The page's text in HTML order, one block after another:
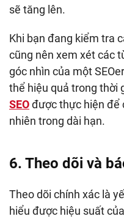
sẽ tăng lên.
Khi bạn đang kiểm tra
cũng nên xem xét các
góc nhìn của một
thể hiệu quả trong thời
SEOđược thực hiện để
nhiên trong dài hạn.
6. Theo dõi và
Theo dõi chính xác là
hiểu được hiệu suất